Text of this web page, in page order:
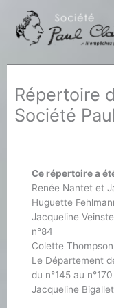
contenu
Répertoire
Société
Ce répertoire a
Renée Nantet et
Huguette
Jacqueline
n°84
Colette
Le Département
du n°145 au n°170
Jacqueline